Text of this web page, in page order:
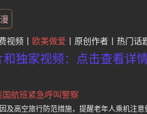
视频 欧美做爱 原创作者 热门话
独家视频：点击查看详
航班紧急呼叫警察
高空旅行防范措施，提醒老年人乘机注